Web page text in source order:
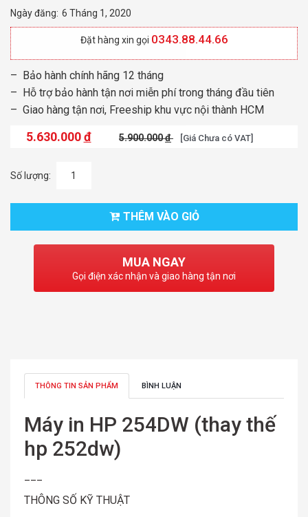
Ngày đăng: 6 Tháng 1, 2020
Đặt hàng xin gọi 0343.88.44.66
– Bảo hành chính hãng 12 tháng
– Hỗ trợ bảo hành tận nơi miễn phí trong tháng đầu tiên
– Giao hàng tận nơi, Freeship khu vực nội thành HCM
5.630.000đ 5.900.000đ [Giá Chưa có VAT]
Số lượng:
THÊM VÀO GIỎ
MUA NGAY
Gọi điện xác nhận và giao hàng tận nơi
THÔNG TIN SẢN PHẨM BÌNH LUẬN
Máy in HP 254DW (thay thế
hp 252dw)
THÔNG SỐ KỸ THUẬT